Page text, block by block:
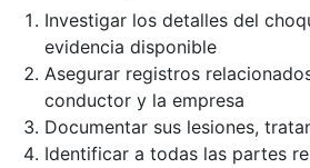
Investigar los detalles del
evidencia disponible
Asegurar registros
conductor y la empresa
Documentar sus lesiones,
Identificar a todas las partes